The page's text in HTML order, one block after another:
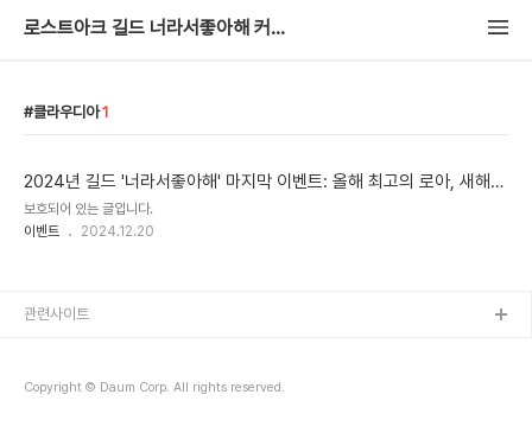
로스트아크 길드 너라서좋아해 커뮤니티
클라우디아 1
2024년 길드 '너라서좋아해' 마지막 이벤트: 올해 최고의 로아, 새해
최고의 나날
보호되어 있는 글입니다.
이벤트
2024.12.20
Copyright © Daum Corp. All rights reserved.
관련사이트